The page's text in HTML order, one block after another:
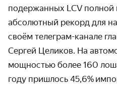
подержанных LCV полной
абсолютный рекорд для
своём телеграм-канале
Сергей Целиков. На
мощностью более 160
году пришлось 45,6%